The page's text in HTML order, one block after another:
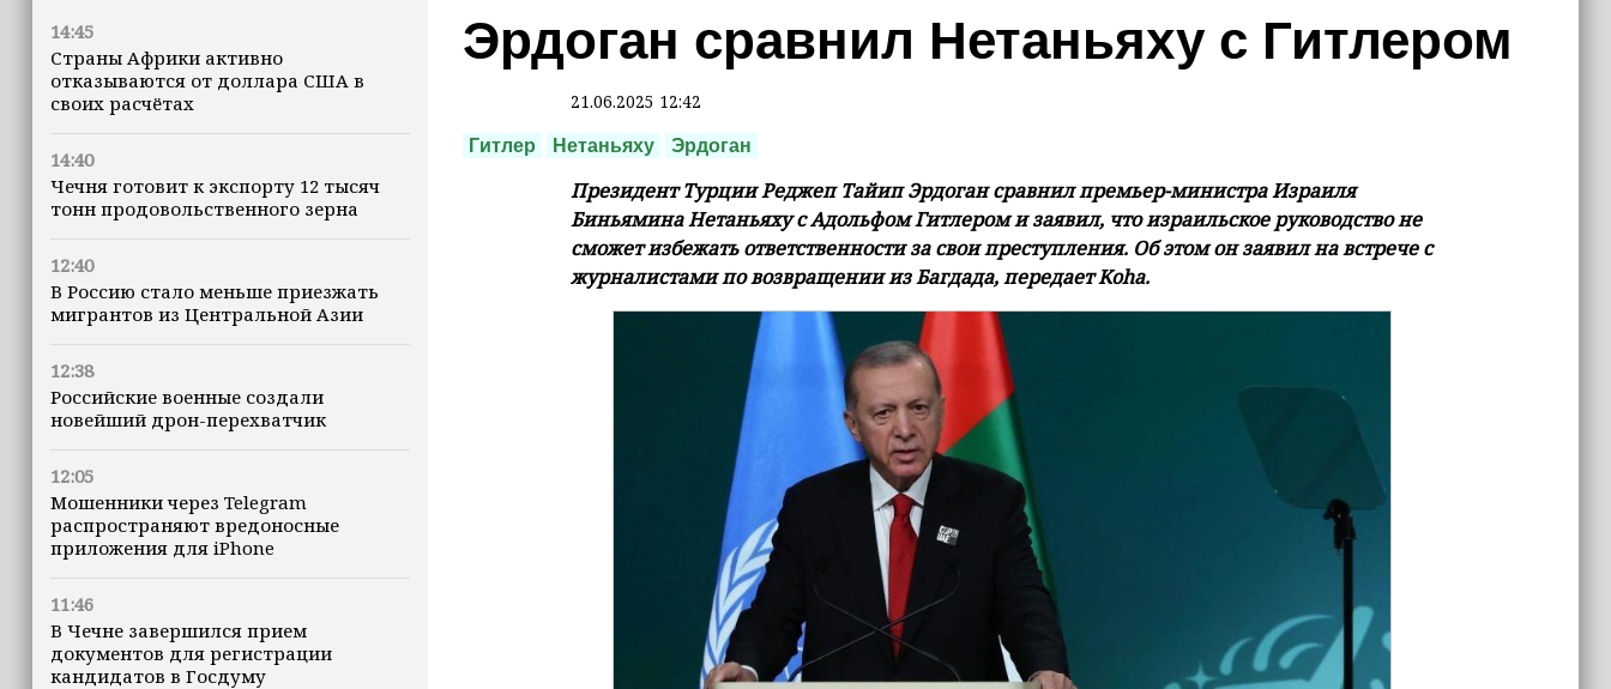
14:45
Страны Африки активно
отказываются от доллара США в
своих расчётах
14:40
Чечня готовит к экспорту 12 тысяч
тонн продовольственного зерна
12:40
В Россию стало меньше приезжать
мигрантов из Центральной Азии
12:38
Российские военные создали
новейший дрон-перехватчик
12:05
Мошенники через Telegram
распространяют вредоносные
приложения для iPhone
11:46
В Чечне завершился прием
документов для регистрации
кандидатов в Госдуму
Эрдоган сравнил Нетаньяху с Гитлером
21.06.2025 12:42
Гитлер Нетаньяху Эрдоган
Президент Турции Реджеп Тайип Эрдоган сравнил премьер-министра Израиля
Биньямина Нетаньяху с Адольфом Гитлером и заявил, что израильское руководство не
сможет избежать ответственности за свои преступления. Об этом он заявил на встрече с
журналистами по возвращении из Багдада, передает Koha.